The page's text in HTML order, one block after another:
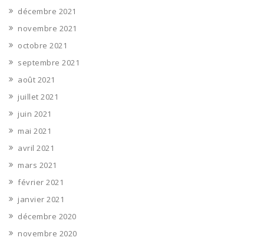
décembre 2021
novembre 2021
octobre 2021
septembre 2021
août 2021
juillet 2021
juin 2021
mai 2021
avril 2021
mars 2021
février 2021
janvier 2021
décembre 2020
novembre 2020